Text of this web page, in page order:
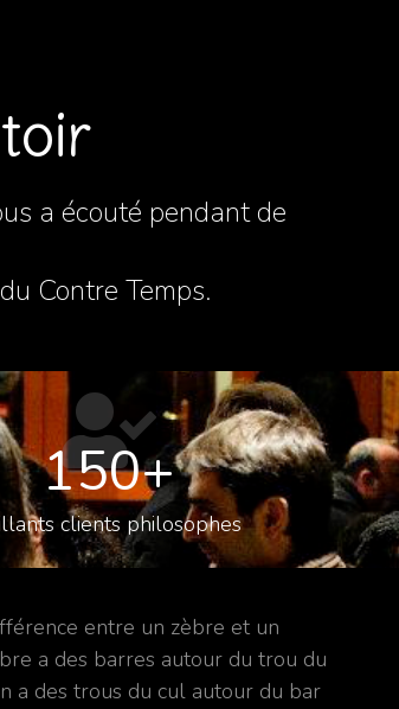
a écouté pendant de
Contre Temps.
150+
clients philosophes
entre un zèbre et un
a des barres autour du trou du
a des trous du cul autour du bar